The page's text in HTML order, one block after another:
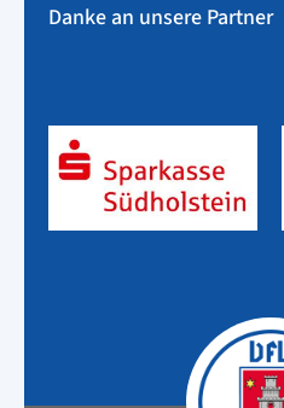
Danke an unsere Partner